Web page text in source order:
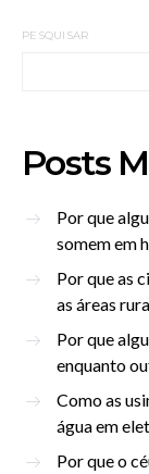
PESQUISAR
Posts
Por que
somem em
Por que as
as áreas
Por que
enquanto
Como as
água em
Por que o